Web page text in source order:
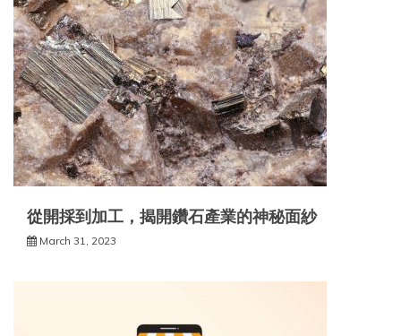
從開採到加工，揭開鑽石產業的神秘面紗
March 31, 2023